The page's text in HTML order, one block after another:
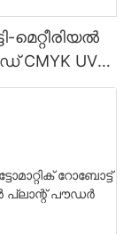
മെറ്റീരിയൽ
UV